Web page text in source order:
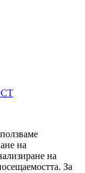
на
на
За